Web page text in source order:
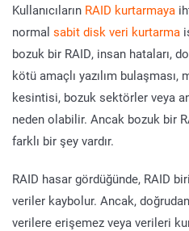
Kullanıcıların RAID kurtarmaya
normal sabit disk veri kurtarma
bozuk bir RAID, insan hataları,
kötü amaçlı yazılım
kesintisi, bozuk sektörler veya
neden olabilir. Ancak bozuk bir
farklı bir şey vardır.
RAID hasar gördüğünde, RAID
veriler kaybolur. Ancak,
verilere erişemez veya verileri